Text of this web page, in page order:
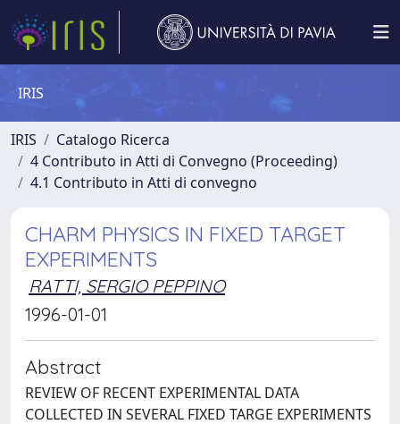
IRIS
IRIS
Catalogo Ricerca
4 Contributo in Atti di Convegno (Proceeding)
4.1 Contributo in Atti di convegno
CHARM PHYSICS IN FIXED TARGET
EXPERIMENTS
RATTI, SERGIO PEPPINO
1996-01-01
Abstract
REVIEW OF RECENT EXPERIMENTAL DATA
COLLECTED IN SEVERAL FIXED TARGE EXPERIMENTS